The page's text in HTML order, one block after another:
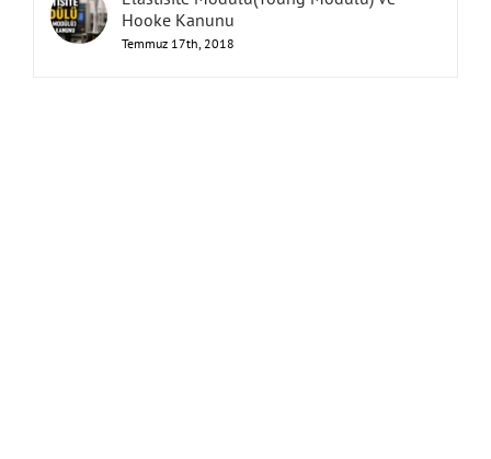
Hooke Kanunu
Temmuz 17th, 2018